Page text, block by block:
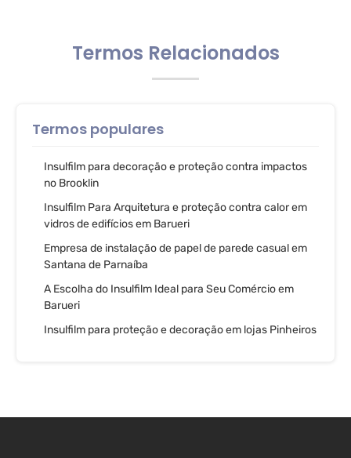
Termos Relacionados
Termos populares
Insulfilm para decoração e proteção contra impactos
no Brooklin
Insulfilm Para Arquitetura e proteção contra calor em
vidros de edifícios em Barueri
Empresa de instalação de papel de parede casual em
Santana de Parnaíba
A Escolha do Insulfilm Ideal para Seu Comércio em
Barueri
Insulfilm para proteção e decoração em lojas Pinheiros